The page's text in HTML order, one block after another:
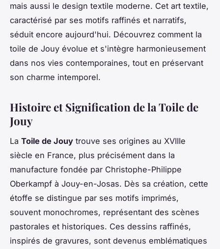
mais aussi le design textile moderne. Cet art textile,
caractérisé par ses motifs raffinés et narratifs,
séduit encore aujourd'hui. Découvrez comment la
toile de Jouy évolue et s'intègre harmonieusement
dans nos vies contemporaines, tout en préservant
son charme intemporel.
Histoire et Signification de la Toile de
Jouy
La Toile de Jouy trouve ses origines au XVIIIe
siècle en France, plus précisément dans la
manufacture fondée par Christophe-Philippe
Oberkampf à Jouy-en-Josas. Dès sa création, cette
étoffe se distingue par ses motifs imprimés,
souvent monochromes, représentant des scènes
pastorales et historiques. Ces dessins raffinés,
inspirés de gravures, sont devenus emblématiques